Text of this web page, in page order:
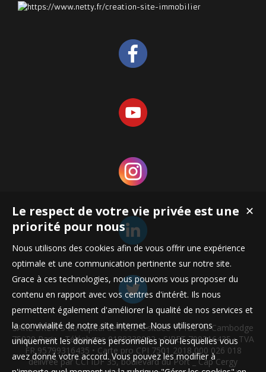
SARL BREW'S au capital de 1000 € située 17 rue du Cambodge
75020 Paris • Téléphone 0188338032 • SIRET 799316435 • TVA
FR 95799316435 • Carte pro CPI 7501 2018 000 026 018
délivrée par CCI IDF 35, boulevard du Port _ Cap Cergy
✕
Le respect de votre vie privée est une
priorité pour nous
Nous utilisons des cookies afin de vous offrir une expérience
optimale et une communication pertinente sur notre site.
Grace à ces technologies, nous pouvons vous proposer du
contenu en rapport avec vos centres d'intérêt. Ils nous
permettent également d'améliorer la qualité de nos services et
la convivialité de notre site internet. Nous utiliserons
uniquement les données personnelles pour lesquelles vous
avez donné votre accord. Vous pouvez les modifier à